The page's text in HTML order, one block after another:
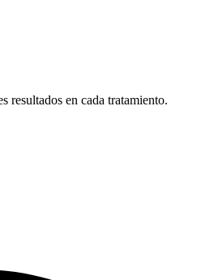
resultados en cada tratamiento.